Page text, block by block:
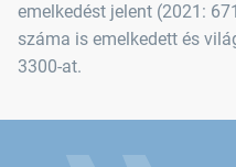
emelkedést jelent (2021:
száma is emelkedett és
3300-at.